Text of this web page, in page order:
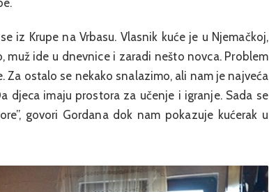
iz Krupe na Vrbasu. Vlasnik kuće je u Njemačkoj,
muž ide u dnevnice i zaradi nešto novca. Problem
Za ostalo se nekako snalazimo, ali nam je najveća
djeca imaju prostora za učenje i igranje. Sada se
govori Gordana dok nam pokazuje kućerak u